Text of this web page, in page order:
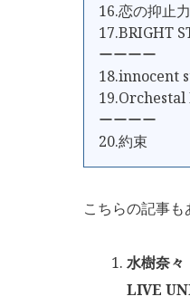
16.恋の抑止力
17.BRIGHT
ーーーー
18.innocent
19.Orchestal
ーーーー
20.約束
こちらの記事も
水樹奈
LIVE